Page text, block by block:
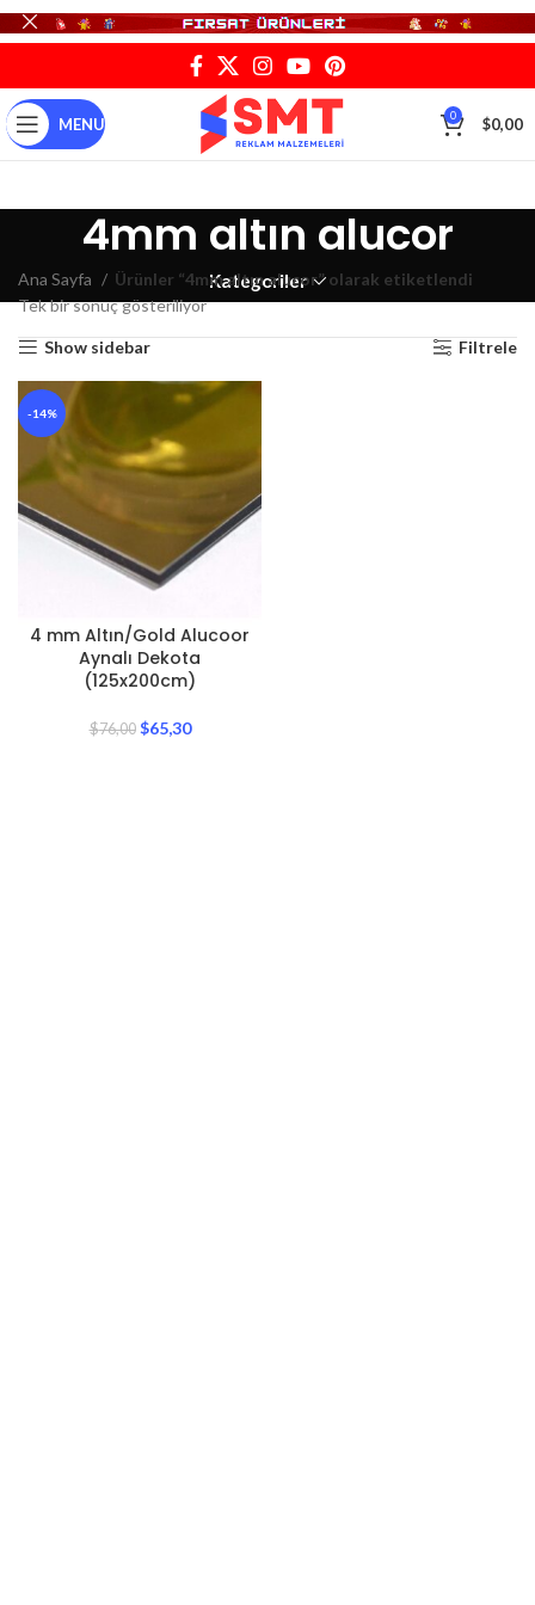
MENU 0 $0,00
4mm altın alucor
Kategoriler
Ana Sayfa
Ürünler “4mm altın alucor” olarak etiketlendi
Tek bir sonuç gösteriliyor
Show sidebar Filtrele
-14%
4 mm Altın/Gold Alucoor
Aynalı Dekota
(125x200cm)
$76,00 $65,30